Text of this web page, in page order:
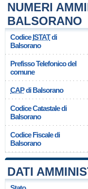
NUMERI
BALSORANO
CodiceISTATdi
Balsorano
Prefisso Telefonico del
comune
CAPdi Balsorano
Codice Catastale di
Balsorano
Codice Fiscale di
Balsorano
DATI